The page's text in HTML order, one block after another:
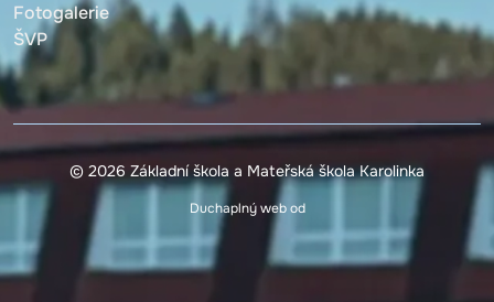
Fotogalerie
ŠVP
© 2026 Základní škola a Mateřská škola Karolinka
Duchaplný web od